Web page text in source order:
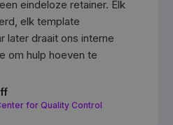
eindeloze retainer. Elk
elk template
later draait ons interne
om hulp hoeven te
for Quality Control